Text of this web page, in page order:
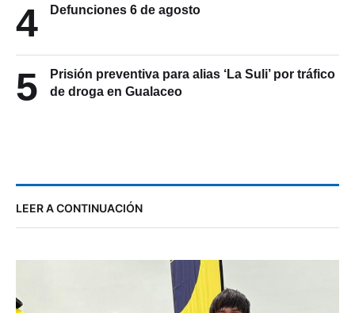
4 Defunciones 6 de agosto
5
Prisión preventiva para alias ‘La Suli’ por tráfico
de droga en Gualaceo
LEER A CONTINUACIÓN